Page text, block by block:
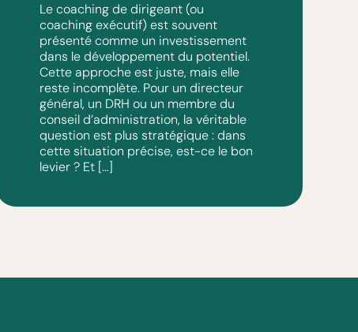
Le coaching de dirigeant (ou
coaching exécutif) est souvent
présenté comme un investissement
dans le développement du potentiel.
Cette approche est juste, mais elle
reste incomplète. Pour un directeur
général, un DRH ou un membre du
conseil d’administration, la véritable
question est plus stratégique : dans
cette situation précise, est-ce le bon
levier ? Et […]